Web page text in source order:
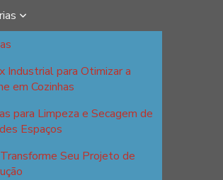
Industrial para Otimizar a
em Cozinhas
para Limpeza e Secagem de
Espaços
Seu Projeto de